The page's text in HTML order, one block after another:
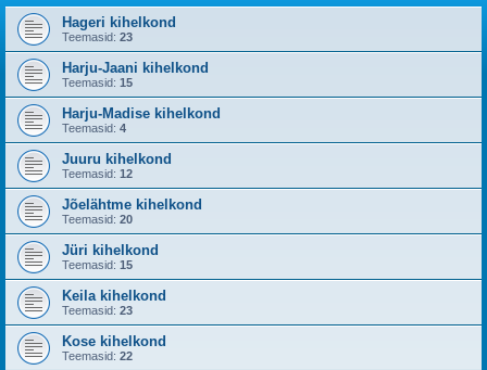
Hageri kihelkond
Teemasid: 23
Harju-Jaani kihelkond
Teemasid: 15
Harju-Madise kihelkond
Teemasid: 4
Juuru kihelkond
Teemasid: 12
Jõelähtme kihelkond
Teemasid: 20
Jüri kihelkond
Teemasid: 15
Keila kihelkond
Teemasid: 23
Kose kihelkond
Teemasid: 22